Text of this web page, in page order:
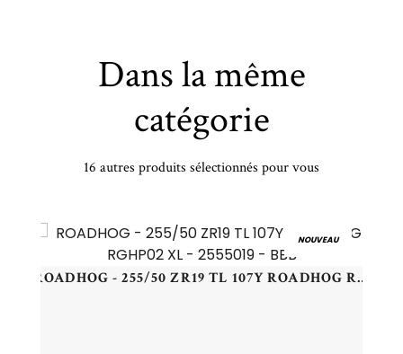
Dans la même
catégorie
16 autres produits sélectionnés pour vous
NOUVEAU
ROADHOG - 255/50 ZR19 TL 107Y ROADHOG RGHP02 XL - 2555019 - BBB